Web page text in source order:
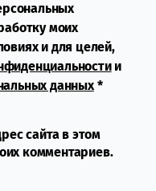
моих
и для целей,
и
данных*
сайта в этом
комментариев.